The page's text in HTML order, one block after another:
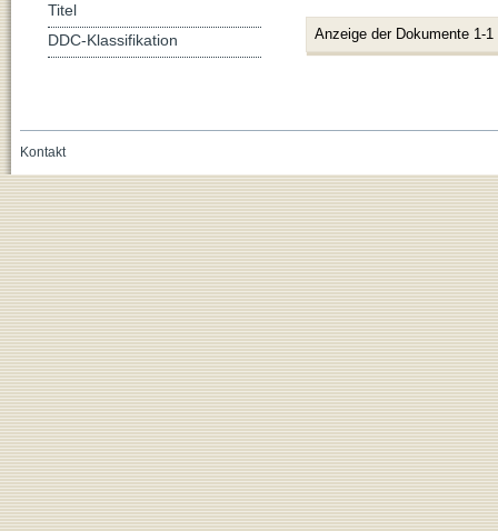
Anzeige der Dokumente 1-1
Titel
DDC-Klassifikation
Kontakt